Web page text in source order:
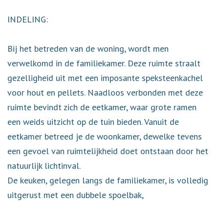
INDELING:
Bij het betreden van de woning, wordt men
verwelkomd in de familiekamer. Deze ruimte straalt
gezelligheid uit met een imposante speksteenkachel
voor hout en pellets. Naadloos verbonden met deze
ruimte bevindt zich de eetkamer, waar grote ramen
een weids uitzicht op de tuin bieden. Vanuit de
eetkamer betreed je de woonkamer, dewelke tevens
een gevoel van ruimtelijkheid doet ontstaan door het
natuurlijk lichtinval.
De keuken, gelegen langs de familiekamer, is volledig
uitgerust met een dubbele spoelbak,